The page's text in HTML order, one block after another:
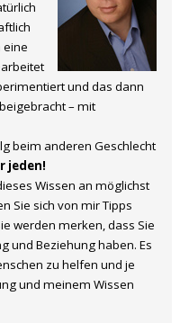
eine
und das dann
– mit
beim anderen Geschlecht
jeden!
Wissen an möglichst
Sie sich von mir Tipps
werden merken, dass Sie
und Beziehung haben. Es
zu helfen und je
und meinem Wissen